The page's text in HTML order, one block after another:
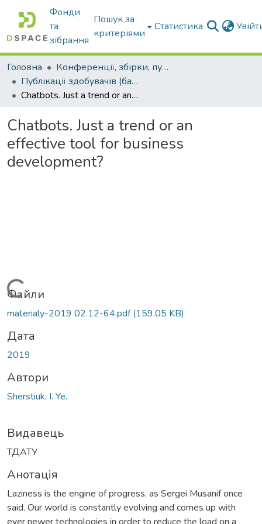
Фонди
та
зібрання
Пошук за
критеріями
Статистика
Головна
Конференції, збірки, публікації молодих вчених і здобувачів : магістрів, бакалаврів, аспірантів.
Публікації здобувачів (бакалаврів. магістрів, аспірантів)
Chatbots. Just a trend or an effective tool for business development?
Chatbots. Just a trend or an
effective tool for business
development?
Вантажиться...
Файли
materialy-2019 02.12-64.pdf(159.05 KB)
Дата
2019
Автори
Sherstiuk, I. Ye.
Видавець
ТДАТУ
Анотація
Laziness is the engine of progress, as Sergei Musanif once
said. Our world is constantly evolving and comes up with